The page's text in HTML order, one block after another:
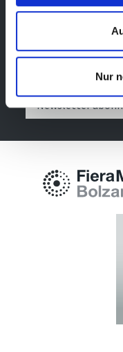
Nur
Newsletter
Bleibe über unsere
im Voraus
Newsletter